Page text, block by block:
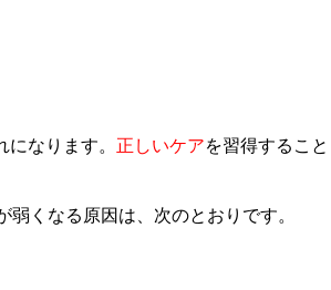
なります。 正しいケアを習得すること
くなる原因は、次のとおりです。